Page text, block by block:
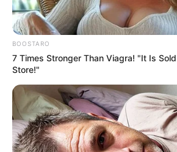
BOOSTARO
7 Times Stronger Than Viagra! "It Is
Store!"